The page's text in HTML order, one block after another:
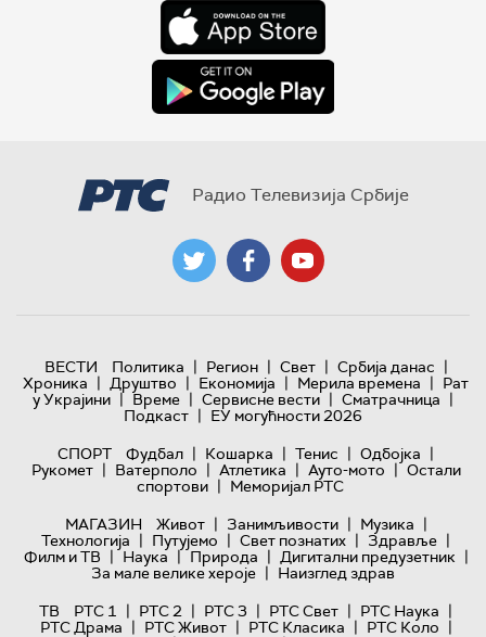
Радио Телевизија Србије
ВЕСТИ Политика | Регион | Свет | Србија данас |
Хроника | Друштво | Економија | Мерила времена | Рат
у Украјини | Време | Сервисне вести | Сматрачница |
Подкаст | ЕУ могућности 2026
СПОРТ
Фудбал | Кошарка | Тенис | Одбојка |
Рукомет | Ватерполо | Атлетика | Ауто-мото | Остали
спортови | Меморијал РТС
МАГАЗИН
Живот | Занимљивости | Музика |
Технологијa | Путујемо | Свет познатих | Здравље |
Филм и ТВ | Наука | Природа | Дигитални предузетник |
За мале велике хероје | Наизглед здрав
ТВ
РТС 1 | РТС 2 | РТС 3 | РТС Свет | РТС Наука |
РТС Драма | РТС Живот | РТС Класика | РТС Коло |